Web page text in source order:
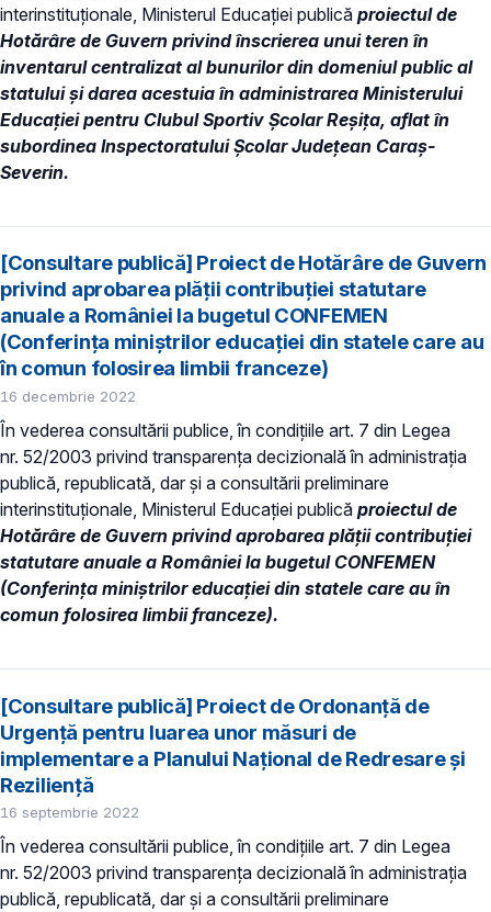
interinstituționale, Ministerul Educaţiei publică proiectul de
Hotărâre de Guvern privind înscrierea unui teren în
inventarul centralizat al bunurilor din domeniul public al
statului și darea acestuia în administrarea Ministerului
Educației pentru Clubul Sportiv Școlar Reșița, aflat în
subordinea Inspectoratului Școlar Județean Caraş-
Severin.
[Consultare publică] Proiect de Hotărâre de Guvern
privind aprobarea plății contribuției statutare
anuale a României la bugetul CONFEMEN
(Conferința miniștrilor educației din statele care au
în comun folosirea limbii franceze)
16 decembrie 2022
În vederea consultării publice, în condiţiile art. 7 din Legea
nr. 52/2003 privind transparenţa decizională în administraţia
publică, republicată, dar și a consultării preliminare
interinstituționale, Ministerul Educaţiei publică proiectul de
Hotărâre de Guvern privind aprobarea plății contribuției
statutare anuale a României la bugetul CONFEMEN
(Conferința miniștrilor educației din statele care au în
comun folosirea limbii franceze).
[Consultare publică] Proiect de Ordonanță de
Urgență pentru luarea unor măsuri de
implementare a Planului Național de Redresare și
Reziliență
16 septembrie 2022
În vederea consultării publice, în condiţiile art. 7 din Legea
nr. 52/2003 privind transparenţa decizională în administraţia
publică, republicată, dar și a consultării preliminare